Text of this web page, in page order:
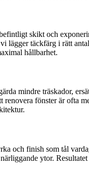
skikt och
täckfärg i rätt
hållbarhet.
mindre träskador,
fönster är ofta
och finish som tål
ytor.